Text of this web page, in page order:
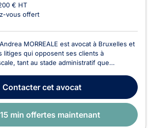
€ HT
vous offert
MORREALE est avocat à Bruxelles et
litiges qui opposent ses clients à
tant au stade administratif que
fiscalité directe et indirecte ainsi que pour
européenne ...
Contactercet avocat
15 min offertes maintenant